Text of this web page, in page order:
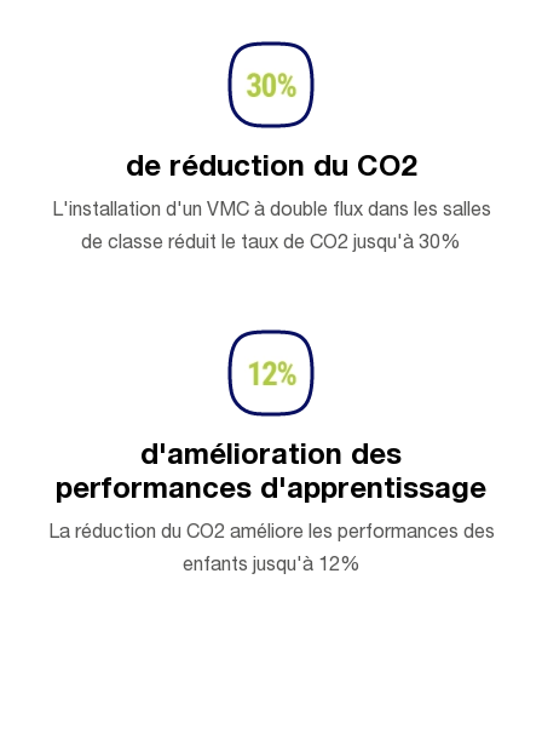
de réduction du CO2
L'installation d'un VMC à double flux dans les salles
de classe réduit le taux de CO2 jusqu'à 30%
d'amélioration des
performances d'apprentissage
La réduction du CO2 améliore les performances des
enfants jusqu'à 12%